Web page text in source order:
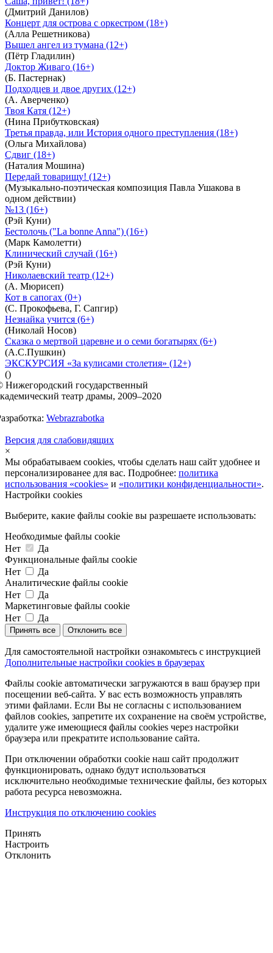
(Дмитрий Данилов)
Концерт для острова с оркестром (18+)
(Алла Решетникова)
Вышел ангел из тумана (12+)
(Пётр Гладилин)
Доктор Живаго (16+)
(Б. Пастернак)
Подходцев и двое других (12+)
(А. Аверченко)
Твоя Катя (12+)
(Нина Прибутковская)
Третья правда, или История одного преступления (18+)
(Ольга Михайлова)
Сдвиг (18+)
(Наталия Мошина)
Передай товарищу! (12+)
(Музыкально-поэтическая композиция Павла Ушакова в
одном действии)
№13 (16+)
(Рэй Куни)
Бестолочь ("La bonne Anna") (16+)
(Марк Камолетти)
Клинический случай (16+)
(Рэй Куни)
Николаевский театр (12+)
(А. Мюрисеп)
Кот в сапогах (0+)
(С. Прокофьева, Г. Сапгир)
Незнайка учится (6+)
(Николай Носов)
Сказка о мертвой царевне и о семи богатырях (6+)
(А.С.Пушкин)
ЭКСКУРСИЯ «За кулисами столетия» (12+)
()
Нижегородский государственный
театр драмы, 2009–2020
Webrazrabotka
Версия для слабовидящих
×
Мы обрабатываем cookies, чтобы сделать наш сайт удобнее и
персонализированее для вас. Подробнее: политика
использования «cookies» и «политики конфиденциальности».
Настройки cookies
Выберите, какие файлы cookie вы разрешаете использовать:
Необходимые файлы cookie
Нет
Да
Функциональные файлы cookie
Нет
Да
Аналитические файлы cookie
Нет
Да
Маркетинговые файлы cookie
Нет
Да
Принять все Отклонить все
Для самостоятельной настройки ознакомьтесь с инструкцией
Дополнительные настройки cookies в браузерах
Файлы cookie автоматически загружаются в ваш браузер при
посещении веб-сайта. У вас есть возможность управлять
этими файлами. Если Вы не согласны с использованием
файлов cookies, запретите их сохранение на своём устройстве,
удалите уже имеющиеся файлы cookies через настройки
браузера или прекратите использование сайта.
При отключении обработки cookie наш сайт продолжит
функционировать, однако будут использоваться
исключительно необходимые технические файлы, без которых
работа ресурса невозможна.
Инструкция по отключению cookies
Принять
Настроить
Отклонить